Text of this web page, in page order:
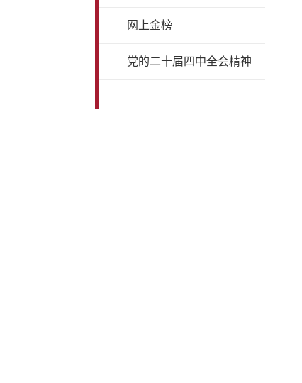
网上金榜
党的二十届四中全会精神